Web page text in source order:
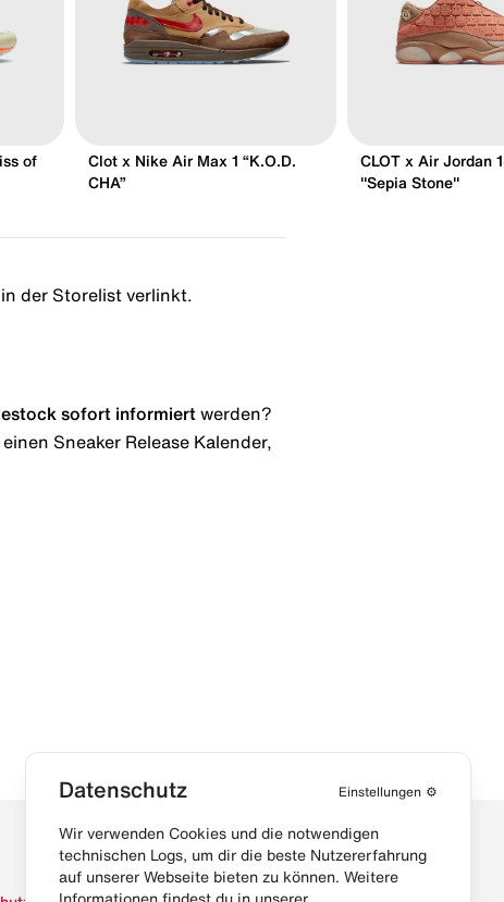
of
Clot x Nike Air Max 1 “K.O.D.
CHA”
CLOT x Air Jordan
"Sepia Stone"
der Storelist verlinkt.
sofort informiert werden?
Sneaker Release Kalender,
Datenschutz Einstellungen ⚙️
Wir verwenden Cookies und die notwendigen
technischen Logs, um dir die beste Nutzererfahrung
auf unserer Webseite bieten zu können. Weitere
Informationen findest du in unserer